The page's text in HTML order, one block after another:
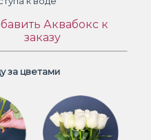
Аквабокс к
заказу
за цветами